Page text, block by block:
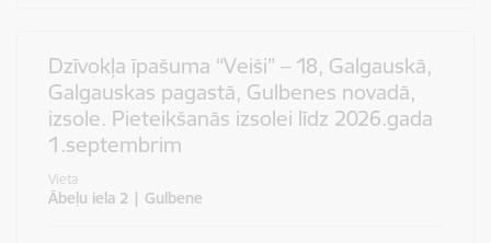
Dzīvokļa īpašuma “Veiši” – 18, Galgauskā,
Galgauskas pagastā, Gulbenes novadā,
izsole. Pieteikšanās izsolei līdz 2026.gada
1.septembrim
Vieta
Ābeļu iela 2 | Gulbene